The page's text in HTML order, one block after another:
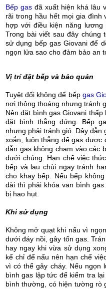
Bếp gasđã xuất hiện khá lâu
rãi trong hầu hết mọi gia đình
hợp với điều kiện năng
Trong bài viết sau đây chúng
sử dụng bếp gas Giovani để
ngọn lửa sao cho đảm bảo an
Vị trí đặt bếp và bảo quản
Tuyệt đối không để bếp gas
nơi thông thoáng nhưng tránh
Nên đặt bình gas Giovani
đặt bình thẳng đứng.
Bếp
nhưng phải tránh gió. Dây dẫn
xoắn, luôn thẳng để gas được
dẫn gas không chạm vào các
dưới chúng. Hạn chế việc
bếp và lau chùi ngay tránh
cho khay bếp. Nếu bếp
dài thì phải khóa van bình
bị hao hụt.
Khi sử dụng
Không mở quạt khi nấu vì
dưới đáy nồi, gây tốn gas.
hay ngay khi vừa sử dụng
kế chỉ để nấu nên hạn chế
vì có thể gây cháy. Nếu ngọn
bình gas lập tức để kiểm tra lại
bình thường, có hiện tường rò